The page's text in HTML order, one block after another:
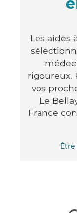
Les aides
rigoureux.
vos
Le
France
Être